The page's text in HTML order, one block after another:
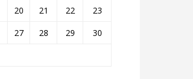
20 21 22
23
27 28 29
30